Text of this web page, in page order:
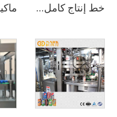
خط إنتاج كامل لتعبئة مياه غير غازية بسعة 10,000 BPH